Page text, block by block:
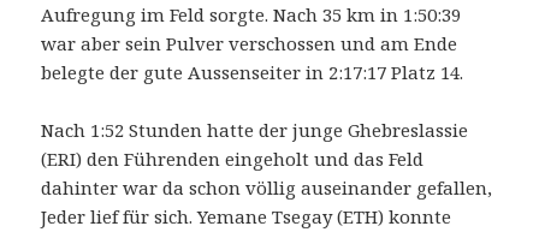
Aufregung im Feld sorgte. Nach 35 km in 1:50:39
war aber sein Pulver verschossen und am Ende
belegte der gute Aussenseiter in 2:17:17 Platz 14.
Nach 1:52 Stunden hatte der junge Ghebreslassie
(ERI) den Führenden eingeholt und das Feld
dahinter war da schon völlig auseinander gefallen,
Jeder lief für sich. Yemane Tsegay (ETH) konnte